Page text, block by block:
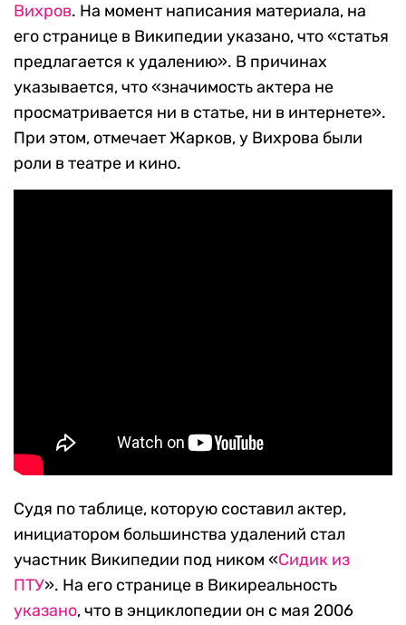
Вихров. На момент написания материала, на
его странице в Википедии указано, что «статья
предлагается к удалению». В причинах
указывается, что «значимость актера не
просматривается ни в статье, ни в интернете».
При этом, отмечает Жарков, у Вихрова были
роли в театре и кино.
Судя по таблице, которую составил актер,
инициатором большинства удалений стал
участник Википедии под ником «Сидик из
ПТУ». На его странице в Викиреальность
указано, что в энциклопедии он с мая 2006